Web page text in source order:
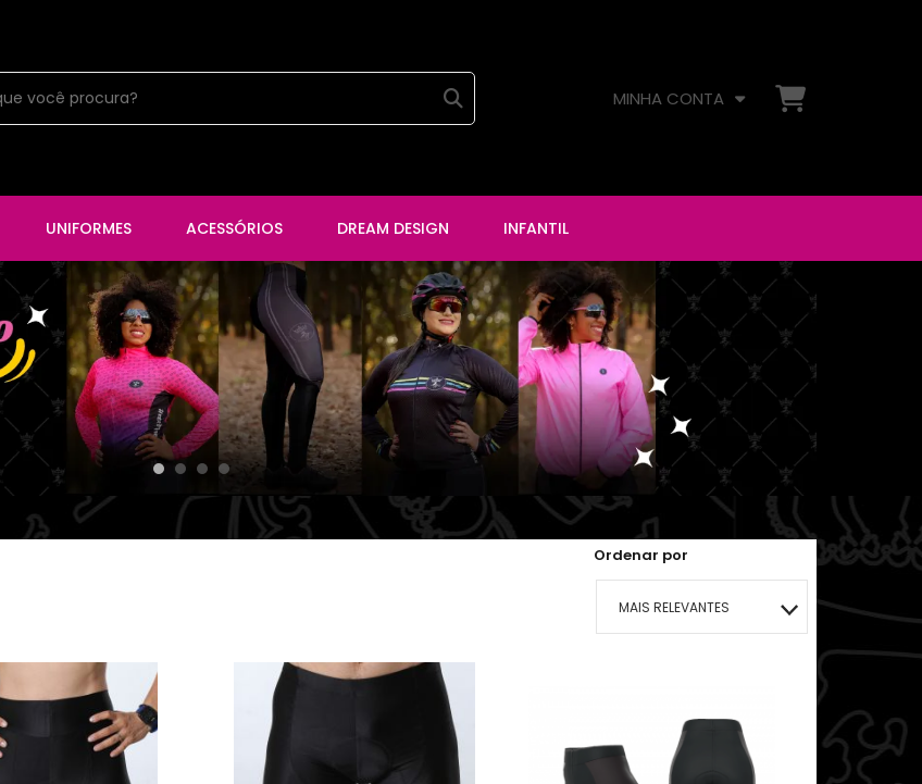
MINHA CONTA
UNIFORMES ACESSÓRIOS DREAM DESIGN INFANTIL
Ordenar por
MAIS RELEVANTES
MENOR PREÇO
MAIOR PREÇO